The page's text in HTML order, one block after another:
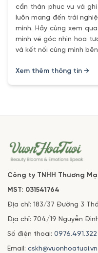
cẩn thận phục vụ và
luôn mang đến trải
mình. Hãy cùng xem
mình về góc nhìn hoa
và kết nối cùng mình
Xem thêm thông tin →
Công ty TNHH Thương
MST: 031541764
Địa chỉ: 183/37 Đường 3
Địa chỉ: 704/19 Nguyễn
Số điện thoại: 0976.491.322
Email: cskh@vuonhoatuoi.vn